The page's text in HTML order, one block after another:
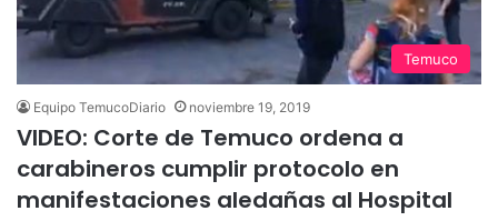
Temuco
Equipo TemucoDiario noviembre 19, 2019
VIDEO: Corte de Temuco ordena a
carabineros cumplir protocolo en
manifestaciones aledañas al Hospital